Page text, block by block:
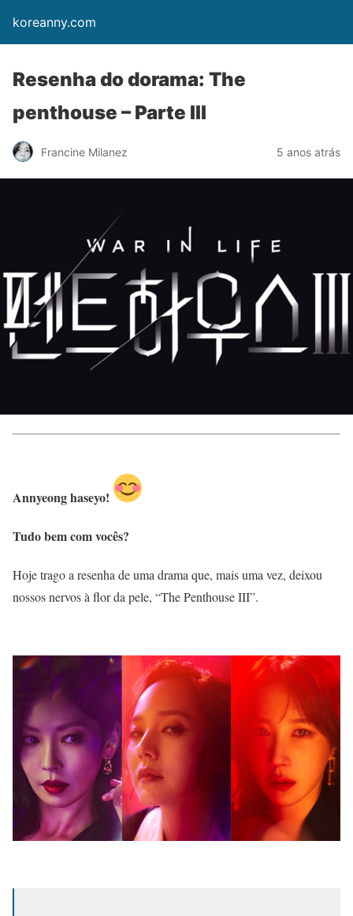
koreanny.com
Resenha do dorama: The
penthouse – Parte III
Francine Milanez 5 anos atrás
Annyeong haseyo!
Tudo bem com vocês?
Hoje trago a resenha de uma drama que, mais uma vez, deixou
nossos nervos à flor da pele, “The Penthouse III”.